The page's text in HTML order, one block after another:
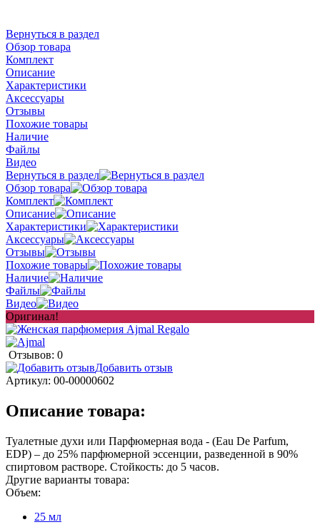
Вернуться в раздел
Обзор товара
Комплект
Описание
Характеристики
Аксессуары
Отзывы
Похожие товары
Наличие
Файлы
Видео
Вернуться в раздел
Обзор товара
Комплект
Описание
Характеристики
Аксессуары
Отзывы
Похожие товары
Наличие
Файлы
Видео
Оригинал!
Отзывов: 0
Добавить отзыв
Артикул: 00-00000602
Описание товара:
Туалетные духи или Парфюмерная вода - (Eau De Parfum,
EDP) – до 25% парфюмерной эссенции, разведенной в 90%
спиртовом растворе. Стойкость: до 5 часов.
Другие варианты товара:
Объем:
25 мл